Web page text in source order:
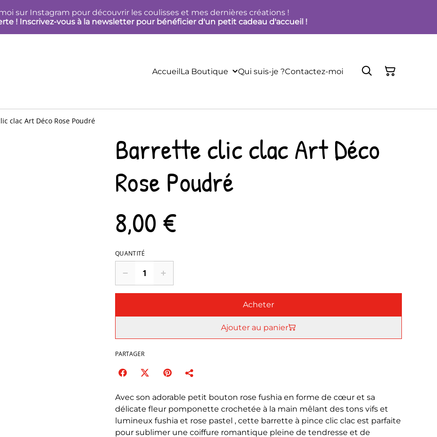
sur Instagram pour découvrir les coulisses et mes dernières créations !
! Inscrivez-vous à la newsletter pour bénéficier d'un petit cadeau d'accueil !
AccueilLa Boutique Qui suis-je ?Contactez-moi
clac Art Déco Rose Poudré
Barrette clic clac Art Déco
Rose Poudré
8,00 €
QUANTITÉ
Acheter
Ajouter au panier
PARTAGER
Avec son adorable petit bouton rose fushia en forme de cœur et sa
délicate fleur pomponette crochetée à la main mêlant des tons vifs et
lumineux fushia et rose pastel , cette barrette à pince clic clac est parfaite
pour sublimer une coiffure romantique pleine de tendresse et de